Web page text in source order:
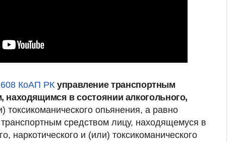
КоАП РК управление транспортным
находящимся в состоянии алкогольного,
токсикоманического опьянения, а равно
средством лицу, находящемуся в
наркотического и (или) токсикоманического